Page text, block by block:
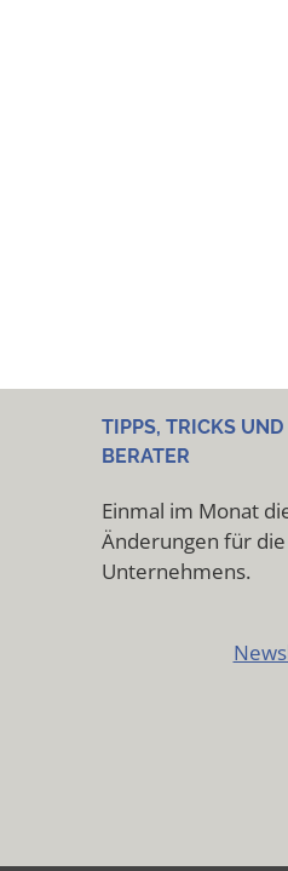
TIPPS, TRICKS
BERATER
Einmal im Monat
Änderungen für
Unternehmens.